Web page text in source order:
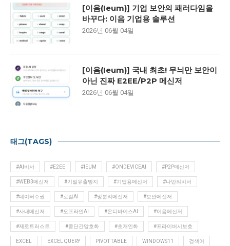
[이음(Ieum)] 기업 보안의 패러다임을
바꾸다: 이음 기업용 솔루션
2026년 06월 04일
[이음(Ieum)] 국내 최초! 무늬만 보안이
아닌 진짜 E2EE/P2P 메신저
2026년 06월 04일
태그(TAGS)
#AI비서 #E2EE #IEUM #ONDEVICEAI #P2P메신저
#WEB3메신저 #기밀유출방지 #기업용메신저 #나만의비서
#데이터주권 #로컬AI #망분리메신저 #보안메신저
#사내메신저 #오프라인AI #온디바이스AI #이음메신저
#제로트러스트 #종단간암호화 #초개인화 #프라이버시보호
EXCEL EXCEL QUERY PIVOT TABLE WINDOWS11 검색어